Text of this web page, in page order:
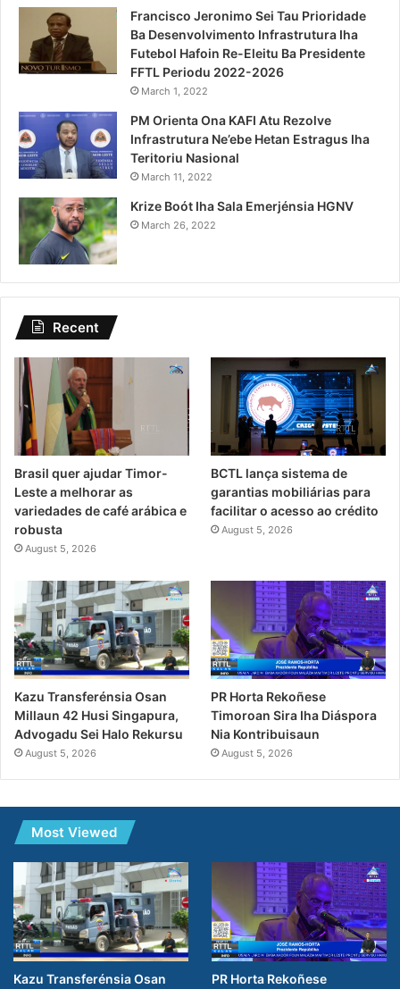
Francisco Jeronimo Sei Tau Prioridade
Ba Desenvolvimento Infrastrutura Iha
Futebol Hafoin Re-Eleitu Ba Presidente
FFTL Periodu 2022-2026
March 1, 2022
PM Orienta Ona KAFI Atu Rezolve
Infrastrutura Ne’ebe Hetan Estragus Iha
Teritoriu Nasional
March 11, 2022
Krize Boót Iha Sala Emerjénsia HGNV
March 26, 2022
Recent
Brasil quer ajudar Timor-
Leste a melhorar as
variedades de café arábica e
robusta
August 5, 2026
BCTL lança sistema de
garantias mobiliárias para
facilitar o acesso ao crédito
August 5, 2026
Kazu Transferénsia Osan
Millaun 42 Husi Singapura,
Advogadu Sei Halo Rekursu
August 5, 2026
PR Horta Rekoñese
Timoroan Sira Iha Diáspora
Nia Kontribuisaun
August 5, 2026
Most Viewed
Kazu Transferénsia Osan
PR Horta Rekoñese